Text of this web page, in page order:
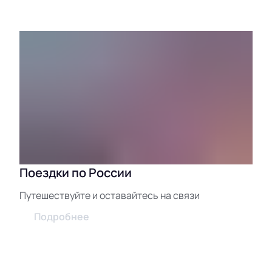
Поездки по России
Путешествуйте и оставайтесь на связи
Подробнее